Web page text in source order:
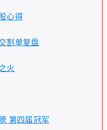
心得
割单复盘
火
第四届冠军